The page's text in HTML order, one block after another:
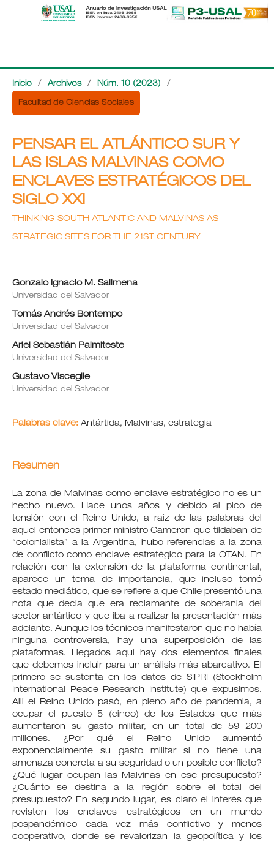
Inicio / Archivos / Núm. 10 (2023) /
Facultad de Ciencias Sociales
PENSAR EL ATLÁNTICO SUR Y
LAS ISLAS MALVINAS COMO
ENCLAVES ESTRATÉGICOS DEL
SIGLO XXI
THINKING SOUTH ATLANTIC AND MALVINAS AS
STRATEGIC SITES FOR THE 21ST CENTURY
Gonzalo Ignacio M. Salimena
Universidad del Salvador
Tomás Andrés Bontempo
Universidad del Salvador
Ariel Sebastián Palmiteste
Universidad del Salvador
Gustavo Visceglie
Universidad del Salvador
Palabras clave: Antártida, Malvinas, estrategia
Resumen
La zona de Malvinas como enclave estratégico no es un
hecho nuevo. Hace unos años y debido al pico de
tensión con el Reino Unido, a raíz de las palabras del
aquel entonces primer ministro Cameron que tildaban de
“colonialista” a la Argentina, hubo referencias a la zona
de conflicto como enclave estratégico para la OTAN. En
relación con la extensión de la plataforma continental,
aparece un tema de importancia, que incluso tomó
estado mediático, que se refiere a que Chile presentó una
nota que decía que era reclamante de soberanía del
sector antártico y que iba a realizar la presentación más
adelante. Aunque los técnicos manifestaron que no había
ninguna controversia, hay una superposición de las
plataformas. Llegados aquí hay dos elementos finales
que debemos incluir para un análisis más abarcativo. El
primero se sustenta en los datos de SIPRI (Stockholm
International Peace Research Institute) que expusimos.
Allí el Reino Unido pasó, en pleno año de pandemia, a
ocupar el puesto 5 (cinco) de los Estados que más
aumentaron su gasto militar, en un total de 59 200
millones. ¿Por qué el Reino Unido aumentó
exponencialmente su gasto militar si no tiene una
amenaza concreta a su seguridad o un posible conflicto?
¿Qué lugar ocupan las Malvinas en ese presupuesto?
¿Cuánto se destina a la región sobre el total del
presupuesto? En segundo lugar, es claro el interés que
revisten los enclaves estratégicos en un mundo
pospandémico cada vez más conflictivo y menos
cooperativo, donde se revalorizan la geopolítica y los